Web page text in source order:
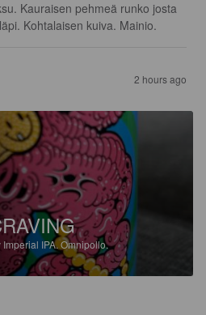
Kauraisen pehmeä runko josta
Kohtalaisen kuiva. Mainio.
2 hours ago
Imperial IPA.Omnipollo.